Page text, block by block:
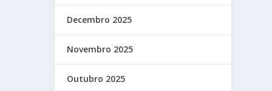
Decembro 2025
Novembro 2025
Outubro 2025